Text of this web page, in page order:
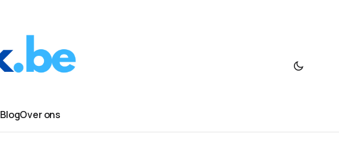
BlogOver ons